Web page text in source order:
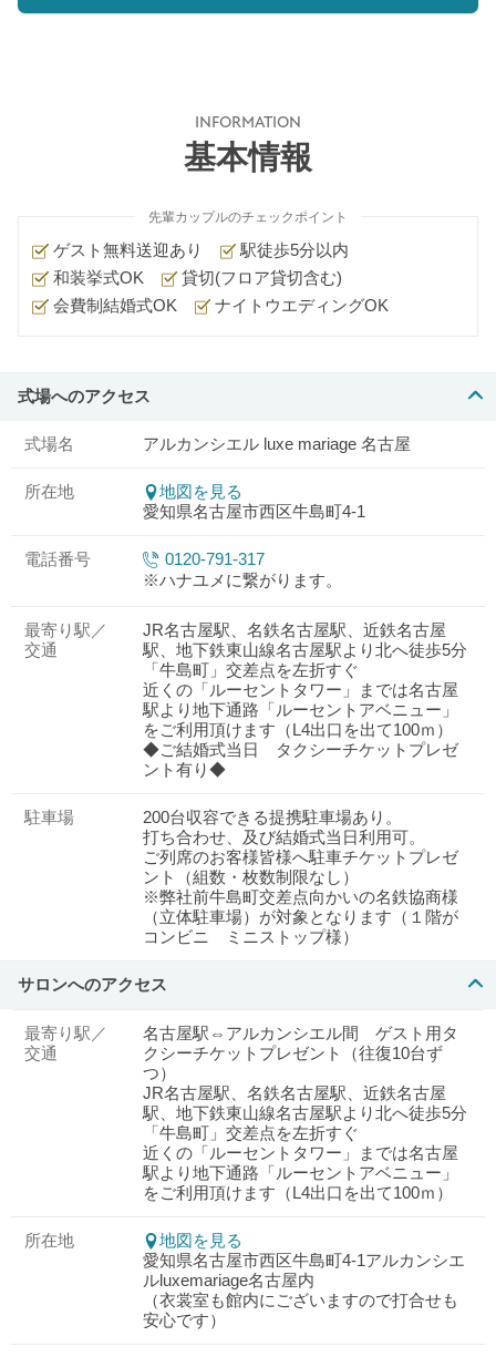
INFORMATION
基本情報
先輩カップルのチェックポイント
ゲスト無料送迎あり
駅徒歩5分以内
和装挙式OK
貸切(フロア貸切含む)
会費制結婚式OK
ナイトウエディングOK
式場へのアクセス
式場名 アルカンシエル luxe mariage 名古屋
所在地
地図を見る
愛知県名古屋市西区牛島町4-1
電話番号
0120-791-317
※ハナユメに繋がります。
最寄り駅／
交通
JR名古屋駅、名鉄名古屋駅、近鉄名古屋
駅、地下鉄東山線名古屋駅より北へ徒歩5分
「牛島町」交差点を左折すぐ
近くの「ルーセントタワー」までは名古屋
駅より地下通路「ルーセントアベニュー」
をご利用頂けます（L4出口を出て100ｍ）
◆ご結婚式当日 タクシーチケットプレゼ
ント有り◆
駐車場
200台収容できる提携駐車場あり。
打ち合わせ、及び結婚式当日利用可。
ご列席のお客様皆様へ駐車チケットプレゼ
ント（組数・枚数制限なし）
※弊社前牛島町交差点向かいの名鉄協商様
（立体駐車場）が対象となります（１階が
コンビニ ミニストップ様）
サロンへのアクセス
最寄り駅／
交通
名古屋駅⇔アルカンシエル間 ゲスト用タ
クシーチケットプレゼント（往復10台ず
つ）
JR名古屋駅、名鉄名古屋駅、近鉄名古屋
駅、地下鉄東山線名古屋駅より北へ徒歩5分
「牛島町」交差点を左折すぐ
近くの「ルーセントタワー」までは名古屋
駅より地下通路「ルーセントアベニュー」
をご利用頂けます（L4出口を出て100ｍ）
所在地
地図を見る
愛知県名古屋市西区牛島町4-1アルカンシエ
ルluxemariage名古屋内
（衣裳室も館内にございますので打合せも
安心です）